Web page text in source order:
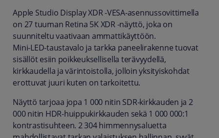
Apple Studio Display XDR ‑VESA‑asennussovittimella
on 27 tuuman Retina 5K XDR ‑näyttö, joka on
suunniteltu vaativaan ammattikäyttöön.
Mini‑LED‑taustavalo ja tarkka paneelirakenne tuovat
sisällöt esiin poikkeuksellisella terävyydellä,
kirkkaudella ja värintoistolla, jolloin yksityiskohdat
erottuvat juuri kuten on tarkoitettu.
Näyttö tarjoaa jopa 1 000 nitin SDR‑kirkkauden ja 2
000 nitin HDR‑huippukirkkauden sekä 1 000 000:1
kontrastisuhteen. 2 304 himmennysaluetta